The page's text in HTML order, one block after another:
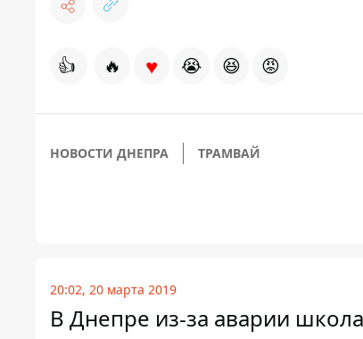
👍 🔥 ♥ 😭 😆 😡
НОВОСТИ ДНЕПРА ТРАМВАЙ
20:02, 20 марта 2019
В Днепре из-за аварии